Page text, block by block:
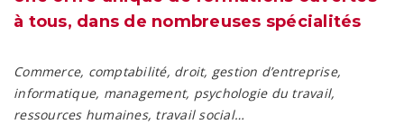
à tous, dans de nombreuses spécialités
Commerce, comptabilité, droit, gestion d’entreprise,
informatique, management, psychologie du travail,
ressources humaines, travail social…